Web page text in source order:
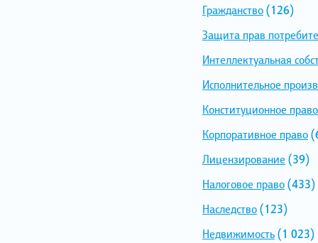
Гражданство(126)
Защита прав
Интеллектуальная
Исполнительное
Конституционное право
Корпоративное право
Лицензирование (39)
Налоговое право(433)
Наследство(123)
Недвижимость(1 023)